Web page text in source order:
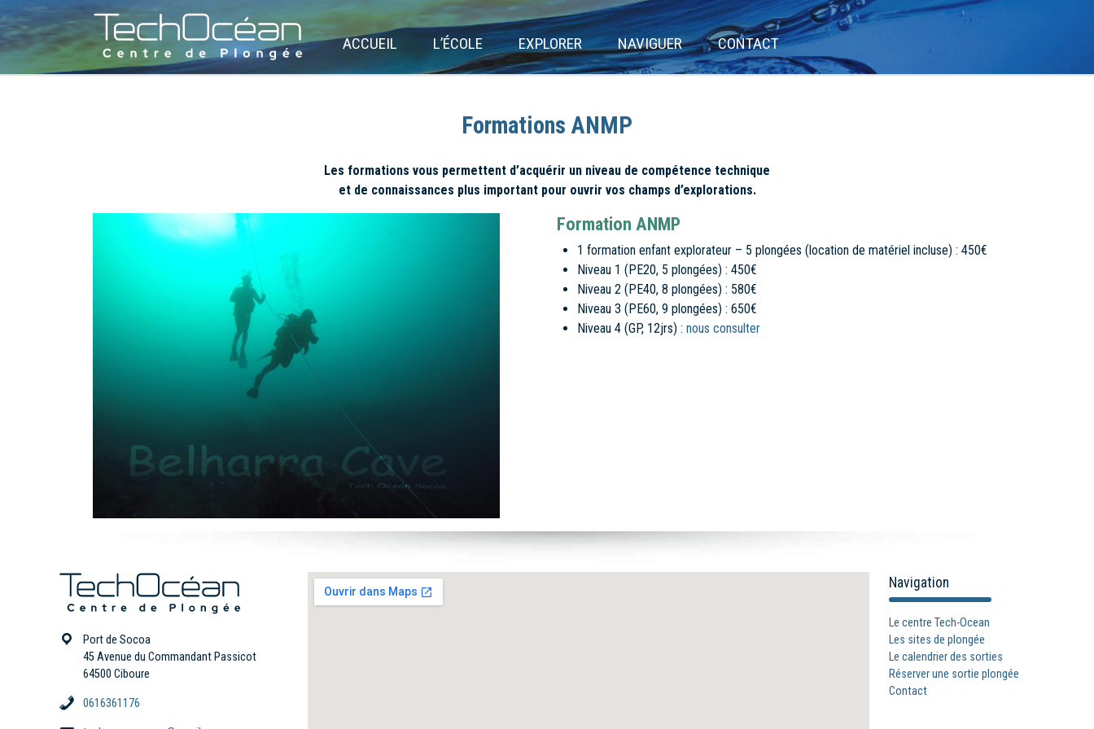
ACCUEIL L’ÉCOLE EXPLORER NAVIGUER CONTACT
Formations ANMP
Les formations vous permettent d’acquérir un niveau de compétence technique
et de connaissances plus important pour ouvrir vos champs d’explorations.
Formation ANMP
1 formation enfant explorateur – 5 plongées (location de matériel incluse) : 450€
Niveau 1 (PE20, 5 plongées) : 450€
Niveau 2 (PE40, 8 plongées) : 580€
Niveau 3 (PE60, 9 plongées) : 650€
Niveau 4 (GP, 12jrs) : nous consulter
Port de Socoa
45 Avenue du Commandant Passicot
64500 Ciboure
0616361176
Navigation
Le centre Tech-Ocean
Les sites de plongée
Le calendrier des sorties
Réserver une sortie plongée
Contact